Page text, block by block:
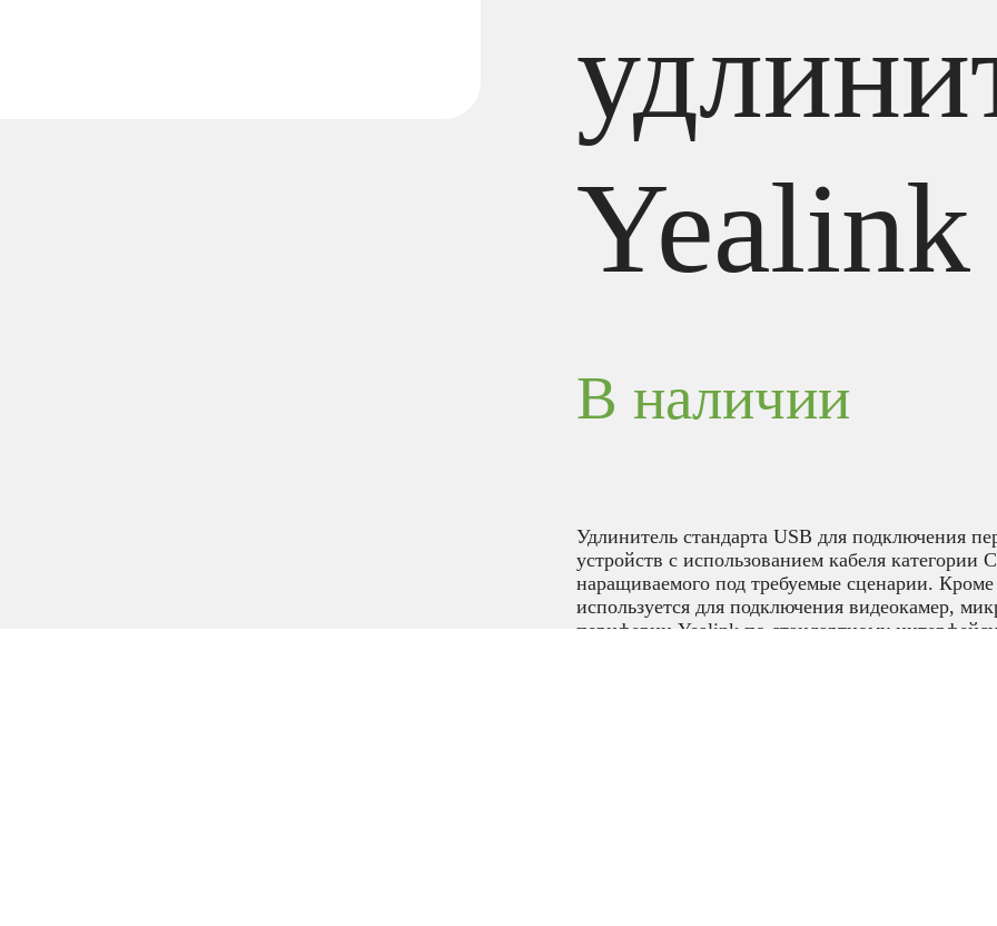
Yealink
В наличии
Удлинитель стандарта USB для подключения
устройств с использованием кабеля категории
наращиваемого под требуемые сценарии. Кроме
используется для подключения видеокамер,
периферии Yealink по стандартному